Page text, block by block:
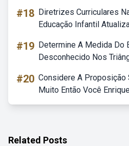
#18 Diretrizes Curriculares
Educação Infantil
#19 Determine A Medida Do
Desconhecido Nos
#20 Considere A Proposição
Muito Então Você
Related Posts